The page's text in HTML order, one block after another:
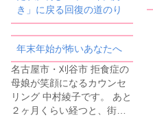
き」に戻る回復の道のり
年末年始が怖いあなたへ
名古屋市・刈谷市 拒食症の
母娘が笑顔になるカウンセ
リング 中村綾子です。 あと
２ヶ月くらい経つと、街…